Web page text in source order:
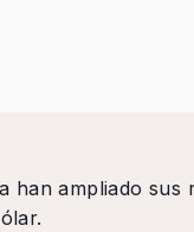
han ampliado sus